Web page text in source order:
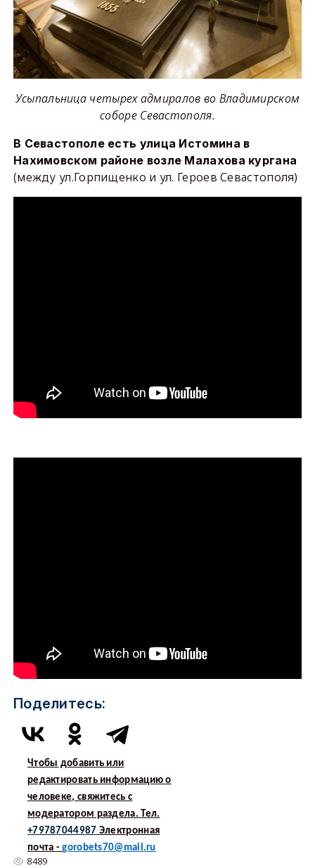
Усыпальница четырех адмиралов во Владимирском
соборе Севастополя.
В Севастополе есть улица Истомина в
Нахимовском районе возле Малахова кургана
(между ул.Горпищенко и ул. Героев Севастополя)
Поделитесь:
Чтобы добавить или
редактировать информацию о
человеке, свяжитесь с
модератором раздела. Тел.
+79787044987 Электронная
почта -gorobets70@mail.ru
8489